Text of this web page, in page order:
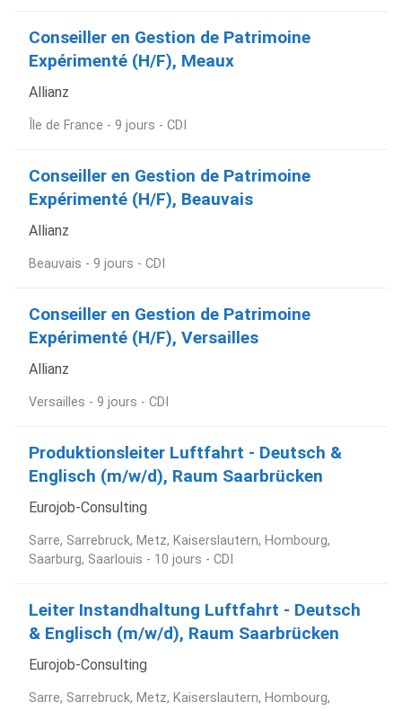
Conseiller en Gestion de Patrimoine
Expérimenté (H/F), Meaux
Allianz
Île de France - 9 jours - CDI
Conseiller en Gestion de Patrimoine
Expérimenté (H/F), Beauvais
Allianz
Beauvais - 9 jours - CDI
Conseiller en Gestion de Patrimoine
Expérimenté (H/F), Versailles
Allianz
Versailles - 9 jours - CDI
Produktionsleiter Luftfahrt - Deutsch &
Englisch (m/w/d), Raum Saarbrücken
Eurojob-Consulting
Sarre, Sarrebruck, Metz, Kaiserslautern, Hombourg,
Saarburg, Saarlouis - 10 jours - CDI
Leiter Instandhaltung Luftfahrt - Deutsch
& Englisch (m/w/d), Raum Saarbrücken
Eurojob-Consulting
Sarre, Sarrebruck, Metz, Kaiserslautern, Hombourg,